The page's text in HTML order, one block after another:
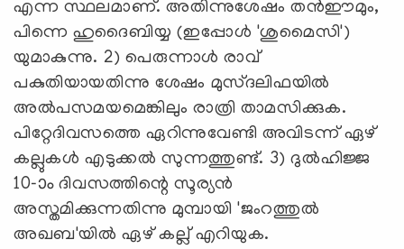
എന്ന സ്ഥലമാണ്. അതിന്നുശേഷം തന്‍ഈമും,
പിന്നെ ഹുദൈബിയ്യ (ഇപ്പോള്‍ 'ശുമൈസി')
യുമാകുന്നു. 2) പെരുന്നാള്‍ രാവ്
പകുതിയായതിന്നു ശേഷം മുസ്ദലിഫയില്‍
അല്‍പസമയമെങ്കിലും രാത്രി താമസിക്കുക.
പിറ്റേദിവസത്തെ ഏറിന്നുവേണ്ടി അവിടന്ന് ഏഴ്
കല്ലുകള്‍ എടുക്കല്‍ സുന്നത്തുണ്ട്. 3) ദുല്‍ഹിജ്ജ
10-ാം ദിവസത്തിന്റെ സൂര്യന്‍
അസ്തമിക്കുന്നതിന്നു മുമ്പായി 'ജംറത്തുല്‍
അഖബ'യില്‍ ഏഴ് കല്ല് എറിയുക.